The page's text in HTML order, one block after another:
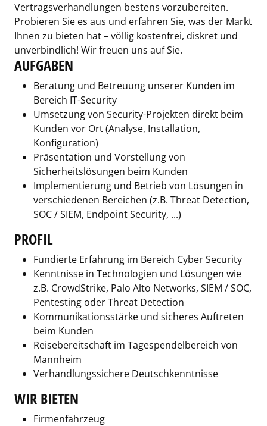
Vertragsverhandlungen bestens vorzubereiten.
Probieren Sie es aus und erfahren Sie, was der Markt
Ihnen zu bieten hat – völlig kostenfrei, diskret und
unverbindlich! Wir freuen uns auf Sie.
AUFGABEN
Beratung und Betreuung unserer Kunden im
Bereich IT-Security
Umsetzung von Security-Projekten direkt beim
Kunden vor Ort (Analyse, Installation,
Konfiguration)
Präsentation und Vorstellung von
Sicherheitslösungen beim Kunden
Implementierung und Betrieb von Lösungen in
verschiedenen Bereichen (z.B. Threat Detection,
SOC / SIEM, Endpoint Security, ...)
PROFIL
Fundierte Erfahrung im Bereich Cyber Security
Kenntnisse in Technologien und Lösungen wie
z.B. CrowdStrike, Palo Alto Networks, SIEM / SOC,
Pentesting oder Threat Detection
Kommunikationsstärke und sicheres Auftreten
beim Kunden
Reisebereitschaft im Tagespendelbereich von
Mannheim
Verhandlungssichere Deutschkenntnisse
WIR BIETEN
Firmenfahrzeug